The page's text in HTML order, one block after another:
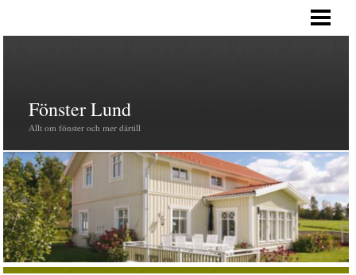
Fönster Lund
Allt om fönster och mer därtill